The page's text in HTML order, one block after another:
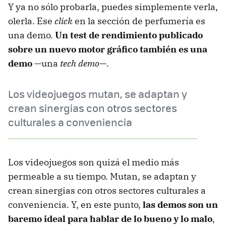
Y ya no sólo probarla, puedes simplemente verla,
olerla. Ese clicken la sección de perfumería es
una demo. Un test de rendimiento publicado
sobre un nuevo motor gráfico también es una
demo—una tech demo—.
Los videojuegos mutan, se adaptan y
crean sinergias con otros sectores
culturales a conveniencia
Los videojuegos son quizá el medio más
permeable a su tiempo. Mutan, se adaptan y
crean sinergias con otros sectores culturales a
conveniencia. Y, en este punto, las demos son un
baremo ideal para hablar de lo bueno y lo malo,